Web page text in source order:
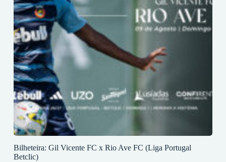
Bilheteira: Gil Vicente FC x Rio Ave FC (Liga Portugal
Betclic)